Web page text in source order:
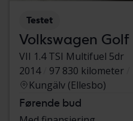
Testet
Volkswagen Golf
VII 1.4 TSI Multifuel 5dr
2014
97 830 kilometer
Kungälv (Ellesbo)
Førende bud